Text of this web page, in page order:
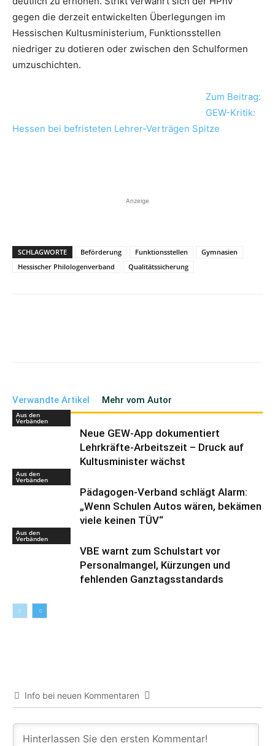
gegen die derzeit entwickelten Überlegungen im
Hessischen Kultusministerium, Funktionsstellen
niedriger zu dotieren oder zwischen den Schulformen
umzuschichten.
Zum Beitrag:
GEW-Kritik:
Hessen bei befristeten Lehrer-Verträgen Spitze
Anzeige
SCHLAGWORTE Beförderung Funktionsstellen
Gymnasien
Hessischer Philologenverband
Qualitätssicherung
Verwandte Artikel Mehr vom Autor
Aus den
Verbänden
Neue GEW-App dokumentiert
Lehrkräfte-Arbeitszeit – Druck auf
Kultusminister wächst
Aus den
Verbänden
Pädagogen-Verband schlägt Alarm:
„Wenn Schulen Autos wären, bekämen
viele keinen TÜV“
Aus den
Verbänden
VBE warnt zum Schulstart vor
Personalmangel, Kürzungen und
fehlenden Ganztagsstandards
Info bei neuen Kommentaren